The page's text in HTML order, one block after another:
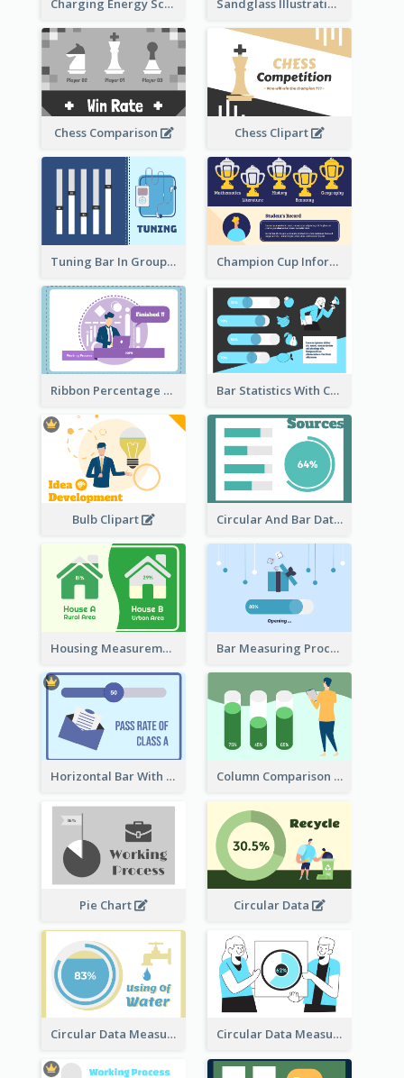
Charging Energy Schematic Diagram Sandglass Illustration About Telephone
Chess Comparison Chess Clipart
Tuning Bar In Groups Champion Cup Informative Record
Ribbon Percentage Measurement Bar Statistics With Comparison
Bulb Clipart Circular And Bar Data
Housing Measurement Comparison Bar Measuring Process
Horizontal Bar With Button Column Comparison Record
Pie Chart Circular Data
Circular Data Measurement Circular Data Measurement